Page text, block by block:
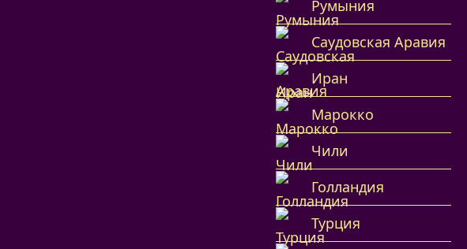
Румыния
Саудовская Аравия
Иран
Марокко
Чили
Голландия
Турция